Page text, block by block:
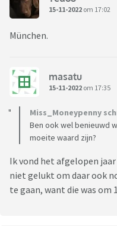
15-11-2022 om 17:02
München.
masatu
15-11-2022 om 17:35
Miss_Moneypenny
Ben ook wel benieuwd
moeite waard zijn?
Ik vond het afgelopen
niet gelukt om daar ook
te gaan, want die was om